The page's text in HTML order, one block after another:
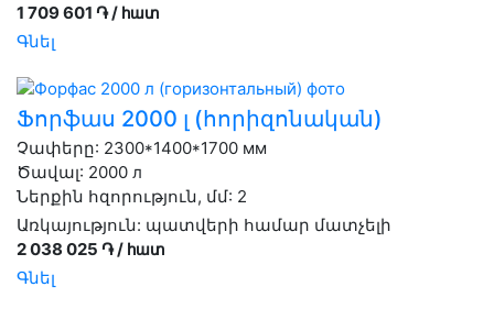
1 709 601 ֏ / հատ
Գնել
Ֆորֆաս 2000 լ (հորիզոնական)
Չափերը: 2300*1400*1700 мм
Ծավալ: 2000 л
Ներքին հզորություն, մմ: 2
Առկայություն: պատվերի համար մատչելի
2 038 025 ֏ / հատ
Գնել